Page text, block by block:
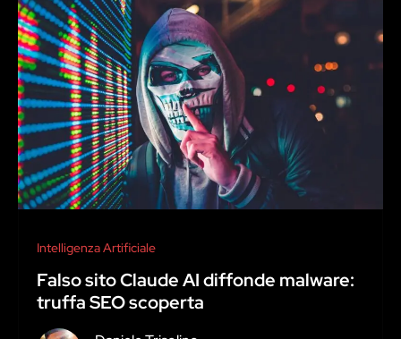
Intelligenza Artificiale
Falso sito Claude AI diffonde malware:
truffa SEO scoperta